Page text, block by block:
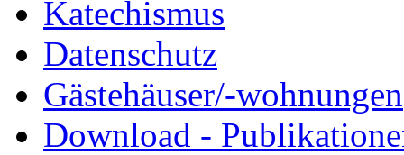
Katechismus
Datenschutz
Gästehäuser/-wohnungen
Download -